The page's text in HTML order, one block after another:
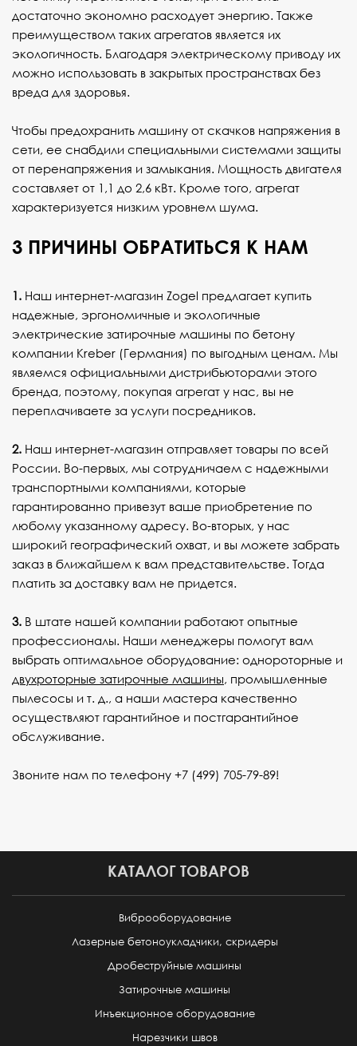
достаточно экономно расходует энергию. Также
преимуществом таких агрегатов является их
экологичность. Благодаря электрическому приводу их
можно использовать в закрытых пространствах без
вреда для здоровья.
Чтобы предохранить машину от скачков напряжения в
сети, ее снабдили специальными системами защиты
от перенапряжения и замыкания. Мощность двигателя
составляет от 1,1 до 2,6 кВт. Кроме того, агрегат
характеризуется низким уровнем шума.
3 ПРИЧИНЫ ОБРАТИТЬСЯ К НАМ
1. Наш интернет-магазин Zogel предлагает купить
надежные, эргономичные и экологичные
электрические затирочные машины по бетону
компании Kreber (Германия) по выгодным ценам. Мы
являемся официальными дистрибьюторами этого
бренда, поэтому, покупая агрегат у нас, вы не
переплачиваете за услуги посредников.
2. Наш интернет-магазин отправляет товары по всей
России. Во-первых, мы сотрудничаем с надежными
транспортными компаниями, которые
гарантированно привезут ваше приобретение по
любому указанному адресу. Во-вторых, у нас
широкий географический охват, и вы можете забрать
заказ в ближайшем к вам представительстве. Тогда
платить за доставку вам не придется.
3. В штате нашей компании работают опытные
профессионалы. Наши менеджеры помогут вам
выбрать оптимальное оборудование: однороторные и
двухроторные затирочные машины, промышленные
пылесосы и т. д., а наши мастера качественно
осуществляют гарантийное и постгарантийное
обслуживание.
Звоните нам по телефону +7 (499) 705-79-89!
КАТАЛОГ ТОВАРОВ
Виброоборудование
Лазерные бетоноукладчики, скридеры
Дробеструйные машины
Затирочные машины
Инъекционное оборудование
Нарезчики швов